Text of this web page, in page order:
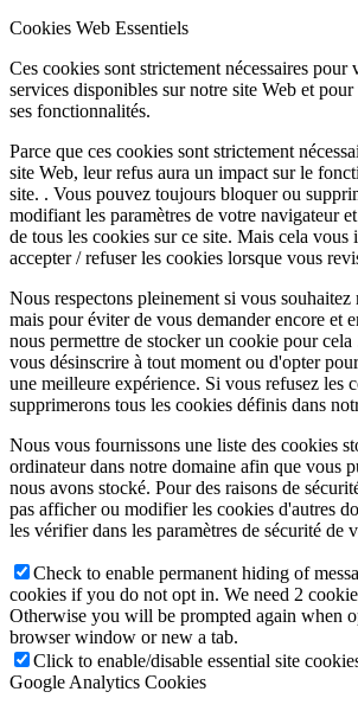
Cookies Web Essentiels
Ces cookies sont strictement nécessaires pour
services disponibles sur notre site Web et
ses fonctionnalités.
Parce que ces cookies sont strictement
site Web, leur refus aura un impact sur le
site. . Vous pouvez toujours bloquer ou
modifiant les paramètres de votre navigateur
de tous les cookies sur ce site. Mais cela vous
accepter / refuser les cookies lorsque vous
Nous respectons pleinement si vous souhaitez
mais pour éviter de vous demander encore et
nous permettre de stocker un cookie pour cela
vous désinscrire à tout moment ou d'opter
une meilleure expérience. Si vous refusez les
supprimerons tous les cookies définis dans
Nous vous fournissons une liste des cookies
ordinateur dans notre domaine afin que vous
nous avons stocké. Pour des raisons de
pas afficher ou modifier les cookies d'autres
les vérifier dans les paramètres de sécurité de
Check to enable permanent hiding of
cookies if you do not opt in. We need 2
Otherwise you will be prompted again when
browser window or new a tab.
Click to enable/disable essential site
Google Analytics Cookies